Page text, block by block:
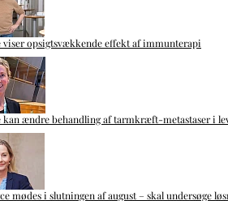
viser opsigtsvækkende effekt af immunterapi
kan ændre behandling af tarmkræft-metastaser i
mødes i slutningen af august – skal undersøge